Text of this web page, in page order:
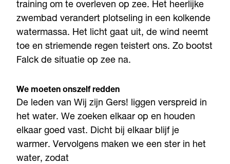
training om te overleven op zee. Het heerlijke
zwembad verandert plotseling in een kolkende
watermassa. Het licht gaat uit, de wind neemt
toe en striemende regen teistert ons. Zo bootst
Falck de situatie op zee na.
We moeten onszelf redden
De leden van Wij zijn Gers! liggen verspreid in
het water. We zoeken elkaar op en houden
elkaar goed vast. Dicht bij elkaar blijf je
warmer. Vervolgens maken we een ster in het
water, zodat